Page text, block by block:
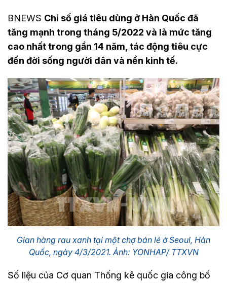
BNEWS Chỉ số giá tiêu dùng ở Hàn Quốc đã
tăng mạnh trong tháng 5/2022 và là mức tăng
cao nhất trong gần 14 năm, tác động tiêu cực
đến đời sống người dân và nền kinh tế.
Gian hàng rau xanh tại một chợ bán lẻ ở Seoul, Hàn
Quốc, ngày 4/3/2021. Ảnh: YONHAP/ TTXVN
Số liệu của Cơ quan Thống kê quốc gia công bố